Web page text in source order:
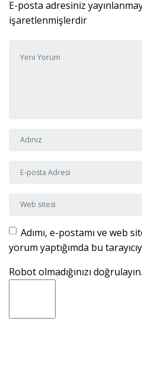
E-posta adresiniz
işaretlenmişlerdir
Adı ve Soyadı
E-posta Adresi
Web sitesi
Adımı, e-postamı ve web
yorum yaptığımda bu
Robot olmadığınızı